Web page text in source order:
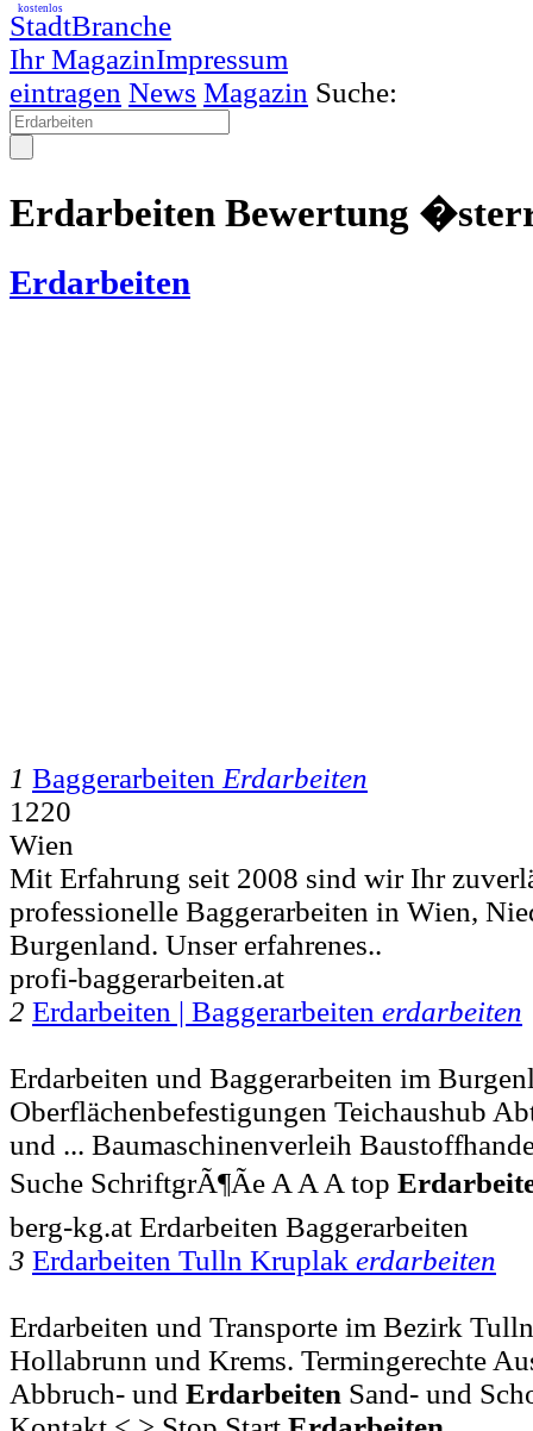
StadtBranche
Ihr MagazinImpressum
kostenlos
eintragen News Magazin Suche:
Erdarbeiten Bewertung
Erdarbeiten
1 Baggerarbeiten Erdarbeiten
1220
Wien
Mit Erfahrung seit 2008 sind wir Ihr
professionelle Baggerarbeiten in Wien,
Burgenland. Unser erfahrenes..
profi-baggerarbeiten.at
2 Erdarbeiten | Baggerarbeiten erdarbeiten
Erdarbeiten und Baggerarbeiten im
Oberflächenbefestigungen Teichaushub
und ... Baumaschinenverleih
Suche SchriftgrÃ¶Ãe A A A top
berg-kg.at Erdarbeiten Baggerarbeiten
3 Erdarbeiten Tulln Kruplak erdarbeiten
Erdarbeiten und Transporte im Bezirk
Hollabrunn und Krems. Termingerechte
Abbruch- und Erdarbeiten Sand- und